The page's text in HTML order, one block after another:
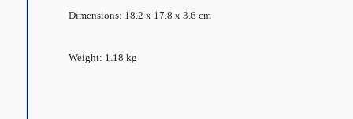
Dimensions: 18.2 x 17.8 x 3.6 cm
Weight: 1.18 kg